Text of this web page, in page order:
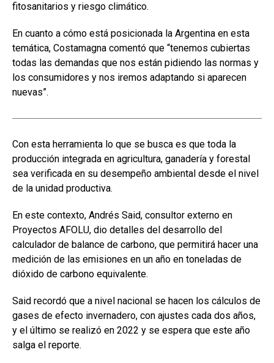
fitosanitarios y riesgo climático.
En cuanto a cómo está posicionada la Argentina en esta
temática, Costamagna comentó que “tenemos cubiertas
todas las demandas que nos están pidiendo las normas y
los consumidores y nos iremos adaptando si aparecen
nuevas”.
Con esta herramienta lo que se busca es que toda la
producción integrada en agricultura, ganadería y forestal
sea verificada en su desempeño ambiental desde el nivel
de la unidad productiva.
En este contexto, Andrés Said, consultor externo en
Proyectos AFOLU, dio detalles del desarrollo del
calculador de balance de carbono, que permitirá hacer una
medición de las emisiones en un año en toneladas de
dióxido de carbono equivalente.
Said recordó que a nivel nacional se hacen los cálculos de
gases de efecto invernadero, con ajustes cada dos años,
y el último se realizó en 2022 y se espera que este año
salga el reporte.